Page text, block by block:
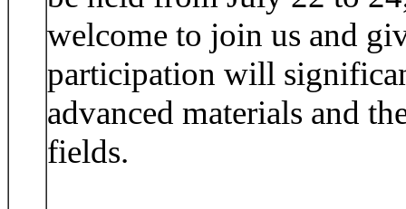
welcome to join us and
participation will
advanced materials and
fields.